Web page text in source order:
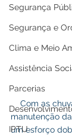
Segurança
Segurança e
Clima e Meio
Assistência
Parcerias
IPTU
    Com as chuvas constantes, a
manutenção
um esforço